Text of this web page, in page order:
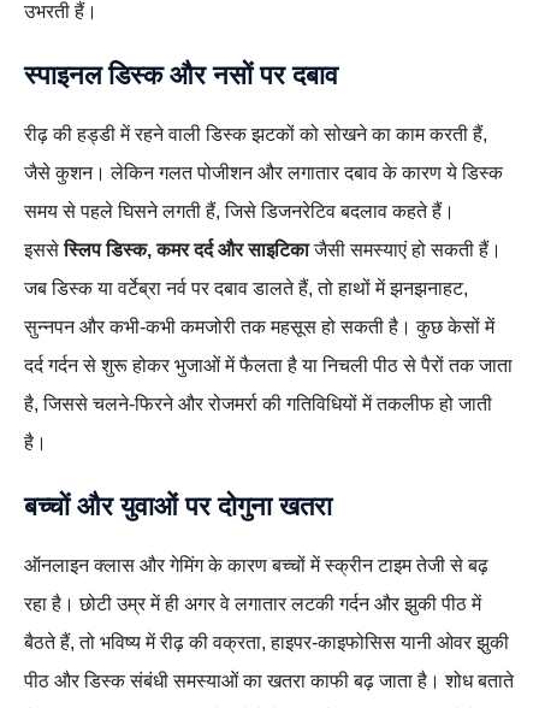
उभरती हैं।
स्पाइनल डिस्क और नसों पर दबाव
रीढ़ की हड्डी में रहने वाली डिस्क झटकों को सोखने का काम करती हैं,
जैसे कुशन। लेकिन गलत पोजीशन और लगातार दबाव के कारण ये डिस्क
समय से पहले घिसने लगती हैं, जिसे डिजनरेटिव बदलाव कहते हैं।
इससेस्लिप डिस्क, कमर दर्द और साइटिकाजैसी समस्याएं हो सकती हैं।
जब डिस्क या वर्टेब्रा नर्व पर दबाव डालते हैं, तो हाथों में झनझनाहट,
सुन्नपन और कभी‑कभी कमजोरी तक महसूस हो सकती है। कुछ केसों में
दर्द गर्दन से शुरू होकर भुजाओं में फैलता है या निचली पीठ से पैरों तक जाता
है, जिससे चलने‑फिरने और रोजमर्रा की गतिविधियों में तकलीफ हो जाती
है।
बच्चों और युवाओं पर दोगुना खतरा
ऑनलाइन क्लास और गेमिंग के कारण बच्चों में स्क्रीन टाइम तेजी से बढ़
रहा है। छोटी उम्र में ही अगर वे लगातार लटकी गर्दन और झुकी पीठ में
बैठते हैं, तो भविष्य में रीढ़ की वक्रता, हाइपर‑काइफोसिस यानी ओवर झुकी
पीठ और डिस्क संबंधी समस्याओं का खतरा काफी बढ़ जाता है। शोध बताते